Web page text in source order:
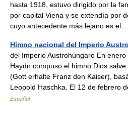
hasta 1918, estuvo dirigido por la
por capital Viena y se extendía por
cuyo antecedente más lejano es
Himno nacional del Imperio
del Imperio Austrohúngaro En
Haydn compuso el himno Dios
(Gott erhalte Franz den Kaiser),
Leopold Haschka. El 12 de febrero
Español